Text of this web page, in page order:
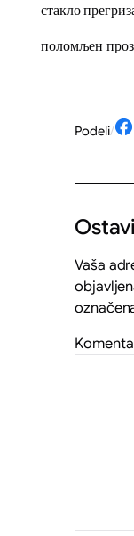
стакло
поломљен
Podeli/
Vaša